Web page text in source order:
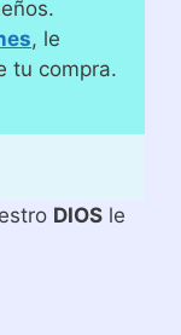
, le
tu compra.
DIOSle